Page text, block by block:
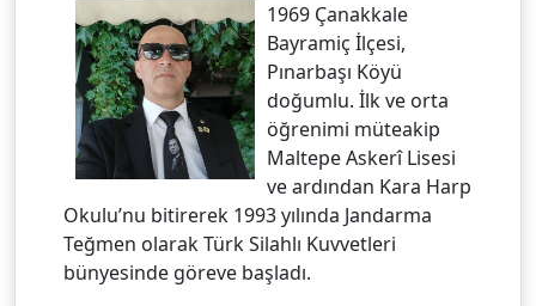
1969 Çanakkale
Bayramiç İlçesi,
Pınarbaşı Köyü
doğumlu. İlk ve orta
öğrenimi müteakip
Maltepe Askerî Lisesi
ve ardından Kara Harp
Okulu’nu bitirerek 1993 yılında Jandarma
Teğmen olarak Türk Silahlı Kuvvetleri
bünyesinde göreve başladı.